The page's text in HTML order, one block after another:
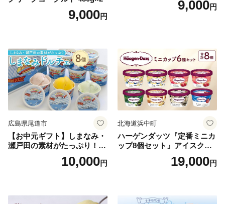
9,000円
9,000円
広島県尾道市
【お中元ギフト】しまなみ・
瀬戸田の素材がたっぷり！ジ
10,000円
北海道浜中町
ハーゲンダッツ『定番ミニカ
ップ8個セット』アイスクリ
ーム アイス スイーツ デザー
19,000円